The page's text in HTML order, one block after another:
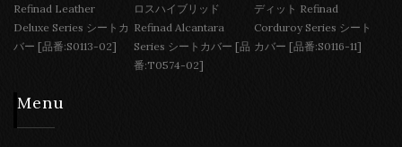
Refinad Leather
Deluxe Series シートカ
バー [品番:S0113-02]
ロスハイブリッド
Refinad Alcantara
Series シートカバー [品
番:T0574-02]
ディット Refinad
Corduroy Series シート
カバー [品番:S0116-11]
Menu